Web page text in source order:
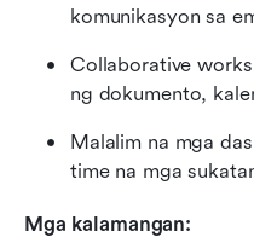
komunikasyon sa
Collaborative
ng dokumento,
Malalim na mga
time na mga
Mga kalamangan: